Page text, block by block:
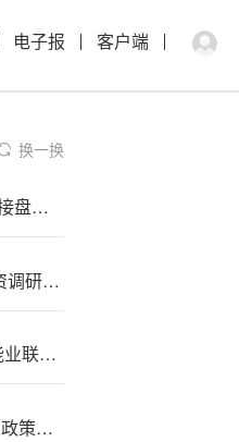
电子报 客户端
换一换
国资入主.未果，{董}事“火线”接盘！思创医惠迎魏乃绪入主
【‘私’募{调}研记录】健顺投资调研华阳集团
价格三年<暴>跌近八成 ?储能业联手“反内卷”
20!2—5年中国LED车灯 行业政策、市场规模及发展前景分析：智能交互加速升级，LED车灯重塑汽车生态新格局